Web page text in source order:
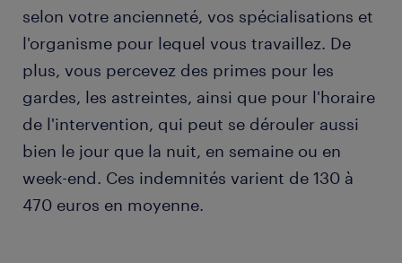
selon votre ancienneté, vos spécialisations et
l'organisme pour lequel vous travaillez. De
plus, vous percevez des primes pour les
gardes, les astreintes, ainsi que pour l'horaire
de l'intervention, qui peut se dérouler aussi
bien le jour que la nuit, en semaine ou en
week-end. Ces indemnités varient de 130 à
470 euros en moyenne.